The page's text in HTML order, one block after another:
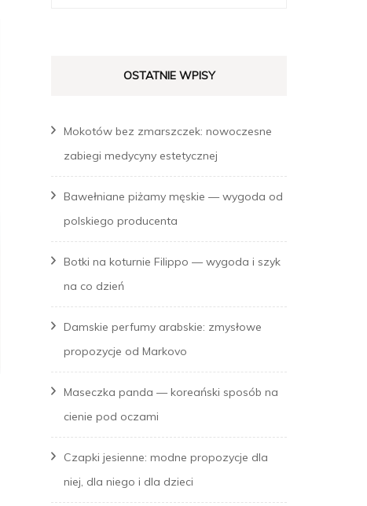
OSTATNIE WPISY
Mokotów bez zmarszczek: nowoczesne
zabiegi medycyny estetycznej
Bawełniane piżamy męskie — wygoda od
polskiego producenta
Botki na koturnie Filippo — wygoda i szyk
na co dzień
Damskie perfumy arabskie: zmysłowe
propozycje od Markovo
Maseczka panda — koreański sposób na
cienie pod oczami
Czapki jesienne: modne propozycje dla
niej, dla niego i dla dzieci